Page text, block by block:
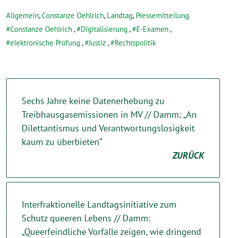
Allgemein,Constanze Oehlrich, Landtag, Pressemitteilung
Constanze Oehlrich, Digitalisierung , E-Examen,
elektronische Prüfung , Justiz , Rechtspolitik
Sechs Jahre keine Datenerhebung zu
Treibhausgasemissionen in MV // Damm: „An
Dilettantismus und Verantwortungslosigkeit
kaum zu überbieten“
ZURÜCK
Interfraktionelle Landtagsinitiative zum
Schutz queeren Lebens // Damm:
„Queerfeindliche Vorfälle zeigen, wie dringend